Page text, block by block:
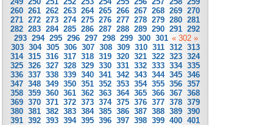
260 261 262 263 264 265 266 267 268 269 270
271 272 273 274 275 276 277 278 279 280 281
282 283 284 285 286 287 288 289 290 291 292
293 294 295 296 297 298 299 300 301 « 302 »
303 304 305 306 307 308 309 310 311 312 313
314 315 316 317 318 319 320 321 322 323 324
325 326 327 328 329 330 331 332 333 334 335
336 337 338 339 340 341 342 343 344 345 346
347 348 349 350 351 352 353 354 355 356 357
358 359 360 361 362 363 364 365 366 367 368
369 370 371 372 373 374 375 376 377 378 379
380 381 382 383 384 385 386 387 388 389 390
391 392 393 394 395 396 397 398 399 400 401